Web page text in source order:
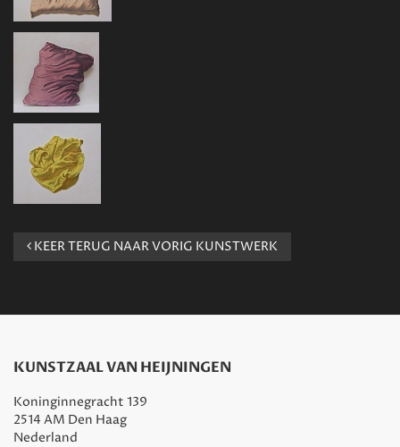
KEER TERUG NAAR VORIG KUNSTWERK
KUNSTZAAL VAN HEIJNINGEN
Koninginnegracht 139
2514 AM Den Haag
Nederland